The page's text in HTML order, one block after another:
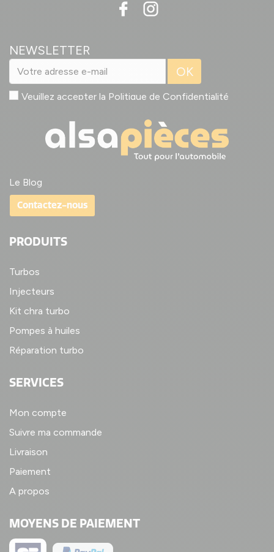
NEWSLETTER
OK
Veuillez accepter la Politique de Confidentialité
Le Blog
Contactez-nous
PRODUITS
Turbos
Injecteurs
Kit chra turbo
Pompes à huiles
Réparation turbo
SERVICES
Mon compte
Suivre ma commande
Livraison
Paiement
A propos
MOYENS DE PAIEMENT